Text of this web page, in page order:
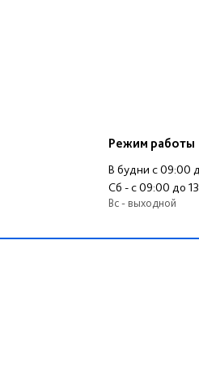
Режим работы
В будни c 09:00
Сб - c 09:00 до
Вс - выходной